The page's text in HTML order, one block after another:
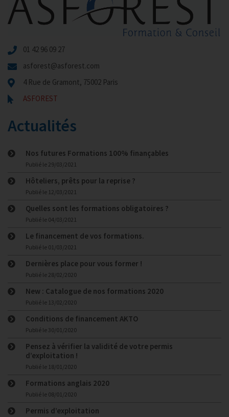
01 42 96 09 27
asforest@asforest.com
4 Rue de Gramont, 75002 Paris
ASFOREST
Actualités
Nos futures Formations 100% finançables
Publié le 29/03/2021
Hôteliers, prêts pour la reprise ?
Publié le 12/03/2021
Quelles sont les formations obligatoires ?
Publié le 04/03/2021
Le financement de vos formations.
Publié le 01/03/2021
Dernières place pour vous former !
Publié le 28/02/2020
New : Catalogue de nos formations 2020
Publié le 13/02/2020
Conditions de financement AKTO
Publié le 30/01/2020
Pensez à vérifier la validité de votre permis
d’exploitation !
Publié le 18/01/2020
Formations anglais 2020
Publié le 08/01/2020
Permis d’exploitation